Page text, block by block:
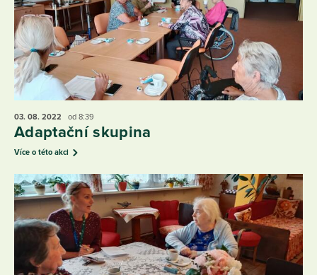
03. 08. 2022 od 8:39
Adaptační skupina
Více o této akci